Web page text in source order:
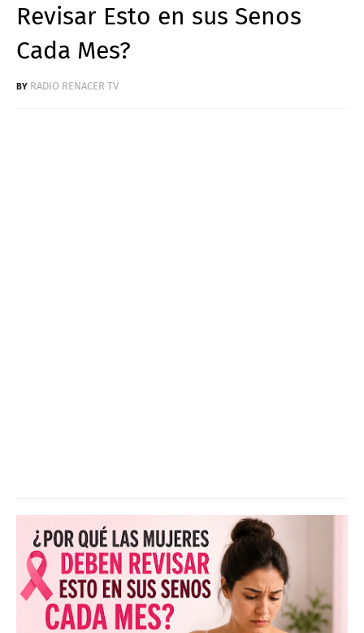
Revisar Esto en sus Senos
Cada Mes?
RADIO RENACER TV